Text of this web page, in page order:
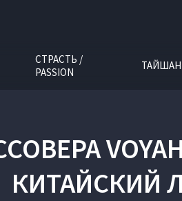
СТРАСТЬ /
PASSION
ТАЙШАН
КИТАЙСКИЙ